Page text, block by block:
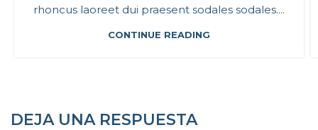
rhoncus laoreet dui praesent sodales sodales....
CONTINUE READING
DEJA UNA RESPUESTA